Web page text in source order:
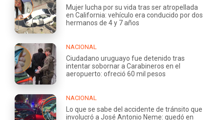
Mujer lucha por su vida tras ser atropellada
en California: vehículo era conducido por dos
hermanos de 4 y 7 años
NACIONAL
Ciudadano uruguayo fue detenido tras
intentar sobornar a Carabineros en el
aeropuerto: ofreció 60 mil pesos
NACIONAL
Lo que se sabe del accidente de tránsito que
involucró a José Antonio Neme: quedó en